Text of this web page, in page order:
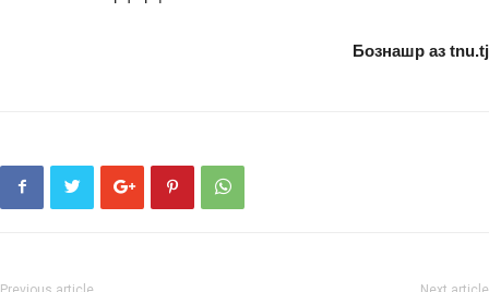
Бознашр аз tnu.tj